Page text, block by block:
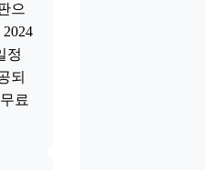
으
정
되
료